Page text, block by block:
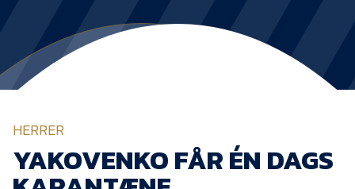
BLUE WATER
NYHEDER
HERRER
YAKOVENKO FÅR ÉN DAGS